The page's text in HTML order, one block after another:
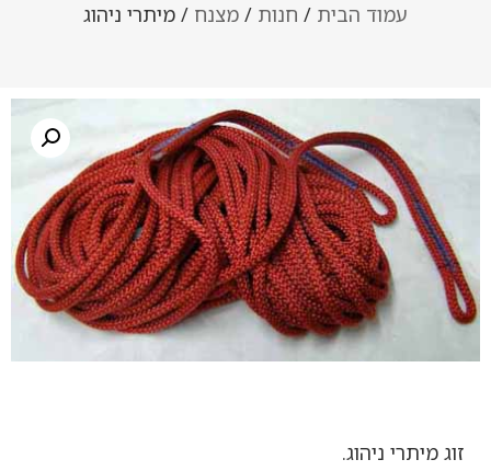
עמוד הבית / חנות / מצנח / מיתרי ניהוג
זוג מיתרי ניהוג.